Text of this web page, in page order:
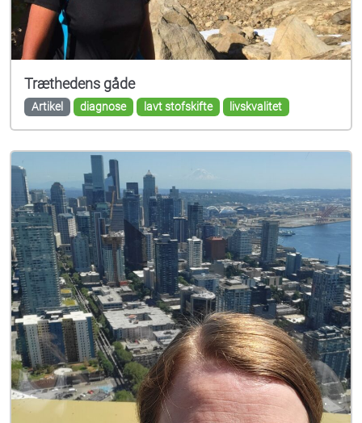
Træthedens gåde
Artikel diagnose lavt stofskifte livskvalitet